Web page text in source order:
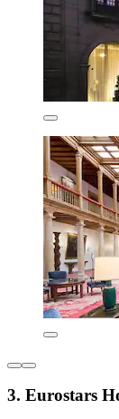
3. Eurostars